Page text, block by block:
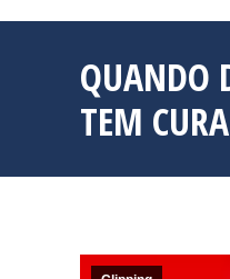
QUANDO
TEM